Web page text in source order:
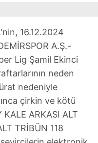
16.12.2024
A.Ş.-
Lig Şamil Ekinci
neden
nedeniyle
çirkin ve kötü
ARKASI ALT
TRİBÜN 118